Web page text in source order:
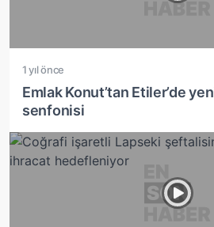
1 yıl önce
Emlak Konut’tan Etiler’de
senfonisi